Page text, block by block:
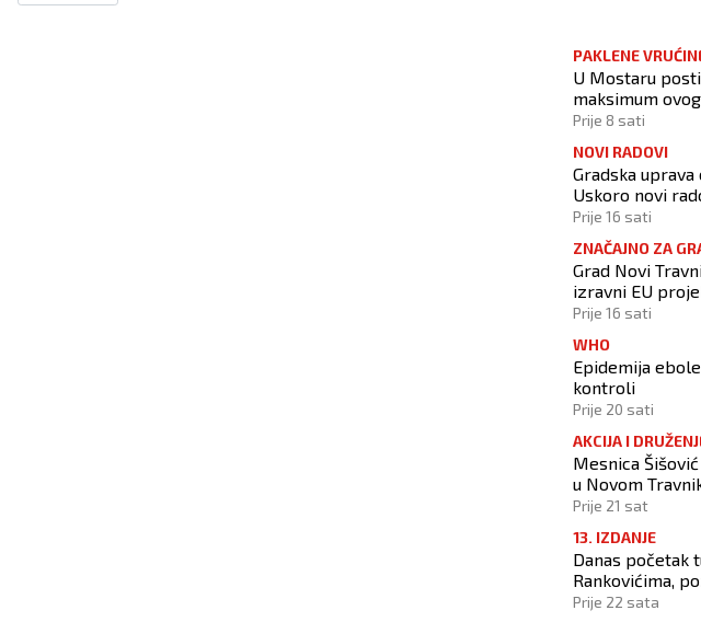
PAKLENE
U Mostaru
maksimum
Izmjerena
Prije 8 sati
NOVI RADOVI
Gradska uprava
Uskoro novi
Prije 16 sati
ZNAČAJNO ZA
Grad Novi
izravni EU
potpisao ugovor
Prije 16 sati
WHO
Epidemija
kontroli
Prije 20 sati
AKCIJA I
Mesnica
u Novom
poslovnicu!
Prije 21 sat
13. IZDANJE
Danas početak
Rankovićima,
raspored prvog
Prije 22 sata